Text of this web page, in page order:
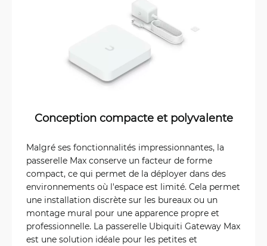
Conception compacte et polyvalente
Malgré ses fonctionnalités impressionnantes, la
passerelle Max conserve un facteur de forme
compact, ce qui permet de la déployer dans des
environnements où l'espace est limité. Cela permet
une installation discrète sur les bureaux ou un
montage mural pour une apparence propre et
professionnelle. La passerelle Ubiquiti Gateway Max
est une solution idéale pour les petites et